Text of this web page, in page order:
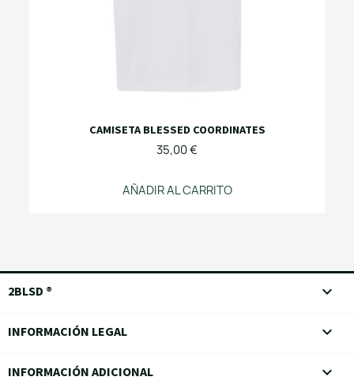
CAMISETA BLESSED COORDINATES
35,00 €
AÑADIR AL CARRITO
2BLSD ® keyboard_arrow_down
INFORMACIÓN LEGAL 
INFORMACIÓN ADICIONAL 